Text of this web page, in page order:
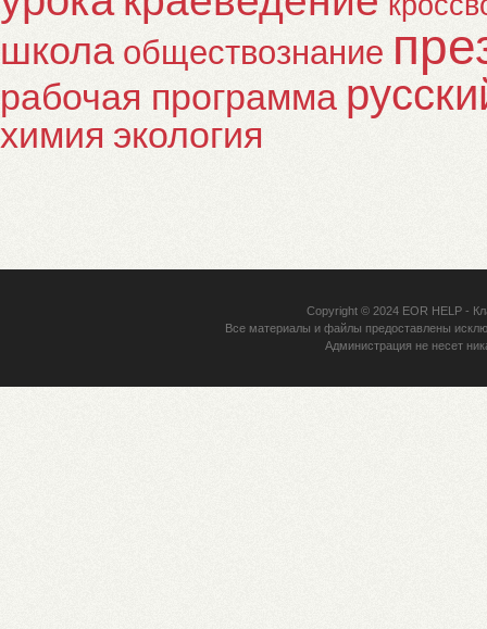
школа обществознание
рабочая программа
химия экология
Copyright © 2024 EOR HELP-
Все материалы и файлы предоставлены
Администрация не несет